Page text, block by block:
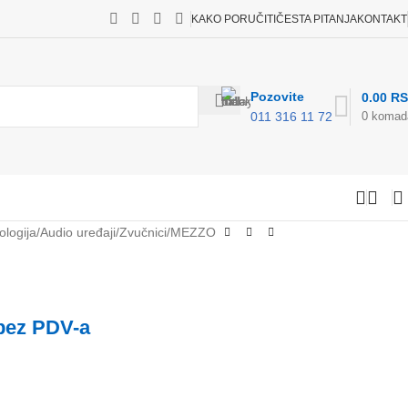
KAKO PORUČITIČESTA PITANJAKONTAKT
Pozovite
011 316 11 72
0
0.00
Audio uređaji Zvučnici MEZZO
PDV-a